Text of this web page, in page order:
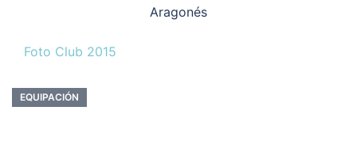
Aragonés
Foto Club 2015
EQUIPACIÓN